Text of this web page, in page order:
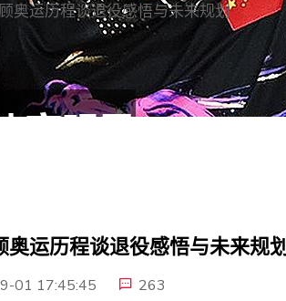
奥运历程谈退役感悟与未来规划
奥运历程谈退役感悟与未来规划
01 17:45:45
263